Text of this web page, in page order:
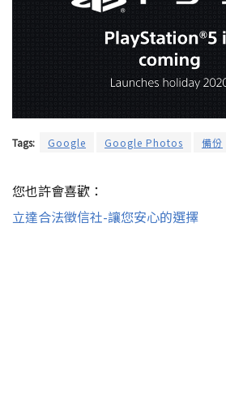
Tags: Google Google Photos 備份
您也許會喜歡：
立達合法徵信社-讓您安心的選擇